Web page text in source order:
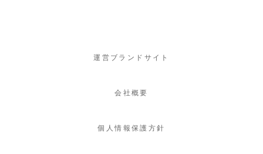
運営ブランドサイト
会社概要
個人情報保護方針